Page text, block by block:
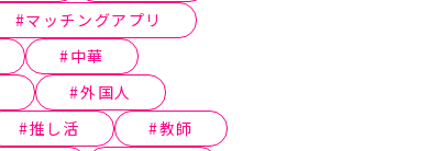
マッチングアプリ
中華
外国人
推し活
教師